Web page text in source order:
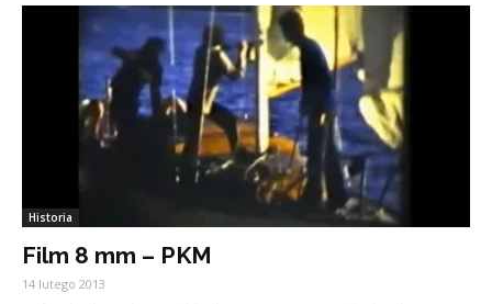
Historia
Film 8 mm – PKM
14 lutego 2013